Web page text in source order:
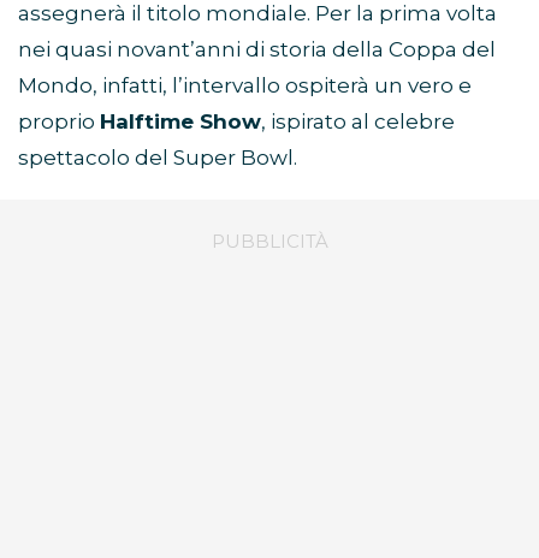
assegnerà il titolo mondiale. Per la prima volta
nei quasi novant’anni di storia della Coppa del
Mondo, infatti, l’intervallo ospiterà un vero e
proprio Halftime Show, ispirato al celebre
spettacolo del Super Bowl.